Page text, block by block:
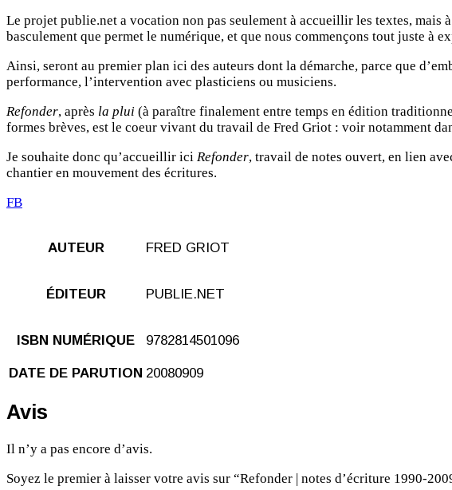
Le projet publie.net a vocation non pas seulement à accueillir les textes, mais
basculement que permet le numérique, et que nous commençons tout juste à
Ainsi, seront au premier plan ici des auteurs dont la démarche, parce que
performance, l’intervention avec plasticiens ou musiciens.
Refonder, après la plui (à paraître finalement entre temps en édition
formes brèves, est le coeur vivant du travail de Fred Griot : voir notamment
Je souhaite donc qu’accueillir ici Refonder, travail de notes ouvert, en lien
chantier en mouvement des écritures.
FB
AUTEUR FRED GRIOT
ÉDITEUR PUBLIE.NET
ISBN NUMÉRIQUE 9782814501096
DATE DE PARUTION 20080909
Avis
Il n’y a pas encore d’avis.
Soyez le premier à laisser votre avis sur “Refonder | notes d’écriture 1990-